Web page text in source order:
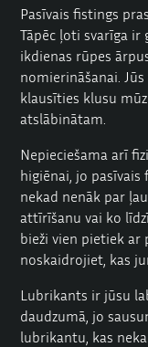
Pasīvais fistings
Tāpēc ļoti svarīga ir
ikdienas rūpes
nomierināšanai.
klausīties klusu
atslābinātam.
Nepieciešama arī
higiēnai, jo
nekad nenāk par
attīrīšanu vai ko
bieži vien pietiek ar
noskaidrojiet, kas
Lubrikants ir jūsu
daudzumā, jo
lubrikantu, kas